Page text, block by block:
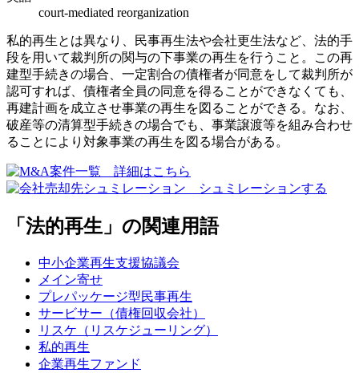
court-mediated reorganization
私的再生とは異なり、民事再生法や会社更生法など、法的手
段を用いて裁判所の関与の下事業の再生を行うこと。この再
建型手続きの場合、一定割合の債権者が同意をして裁判所が
認可すれば、債権者全員の同意を得ることができなくても、
再建計画を成立させ事業の再生を図ることができる。なお、
破産等の清算型手続きの場合でも、事業譲渡等を組み合わせ
ることにより対象事業の再生を図る場合がある。
「法的再生」の関連用語
中小企業再生支援協議会
メイン寄せ
プレパッケージ型民事再生
サービサー（債権回収会社）
リスケ（リスケジューリング）
私的再生
企業再生ファンド